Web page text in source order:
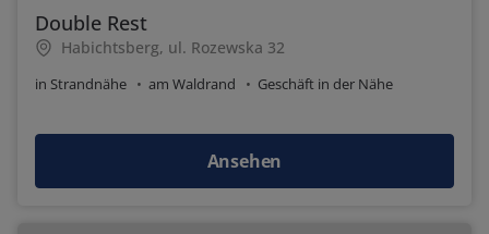
Double Rest
Habichtsberg, ul. Rozewska 32
in Strandnähe am Waldrand Geschäft in der Nähe
Ansehen